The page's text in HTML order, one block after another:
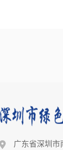
广东省深圳市